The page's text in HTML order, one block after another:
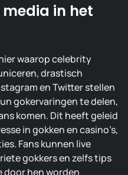
in het
waarop celebrity
drastisch
en Twitter stellen
gokervaringen te delen,
komen. Dit heeft geleid
in gokken en casino’s,
Fans kunnen live
gokkers en zelfs tips
door hen worden